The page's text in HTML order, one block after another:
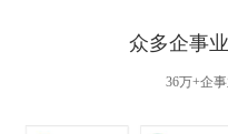
众多企事
36万+企